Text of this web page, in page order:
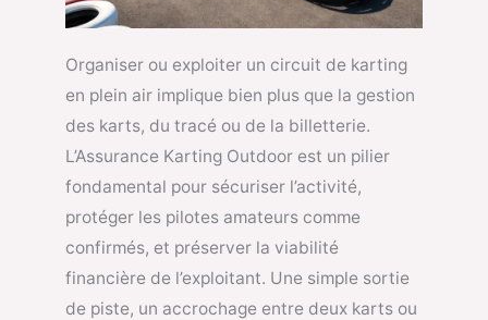
Organiser ou exploiter un circuit de karting
en plein air implique bien plus que la gestion
des karts, du tracé ou de la billetterie.
L’Assurance Karting Outdoor est un pilier
fondamental pour sécuriser l’activité,
protéger les pilotes amateurs comme
confirmés, et préserver la viabilité
financière de l’exploitant. Une simple sortie
de piste, un accrochage entre deux karts ou